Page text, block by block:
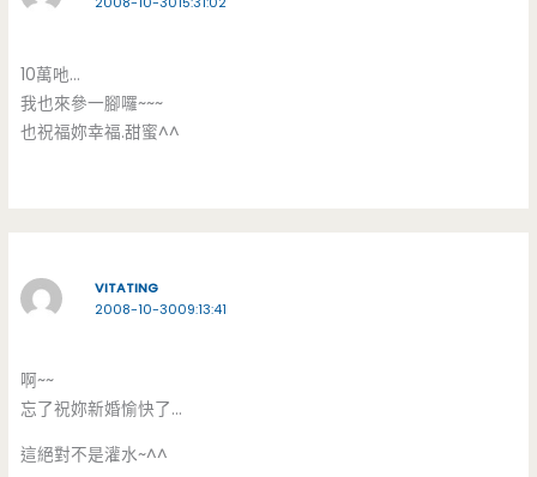
10萬吔…
我也來參一腳囉~~~
也祝福妳幸福.甜蜜^^
VITATING
2008-10-3009:13:41
啊~~
忘了祝妳新婚愉快了…
這絕對不是灌水~^^